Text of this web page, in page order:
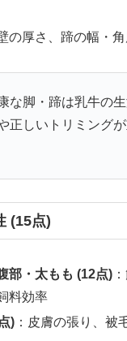
の厚さ、蹄の幅・
な脚・蹄は乳牛の
正しいトリミングが
(15点)
部・太もも (12点)
料効率
) ：皮膚の張り、被